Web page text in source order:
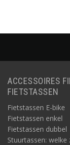
ACCESSOIRES
FIETSTASSEN
Fietstassen E-bike
Fietstassen enkel
Fietstassen dubbel
Stuurtassen: welke